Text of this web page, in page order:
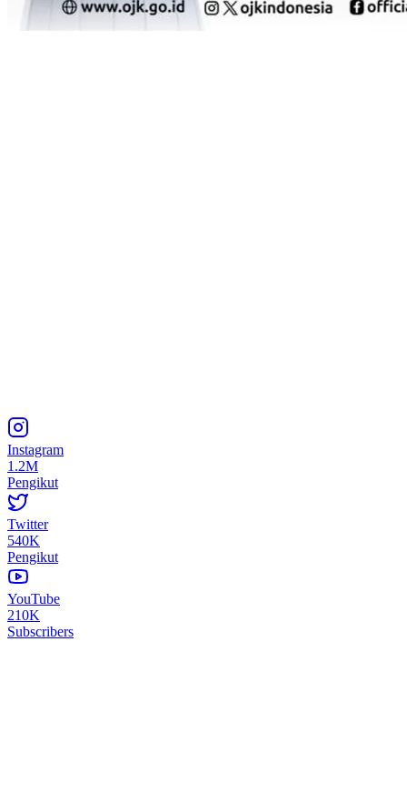
Instagram
1.2M
Pengikut
Twitter
540K
Pengikut
YouTube
210K
Subscribers